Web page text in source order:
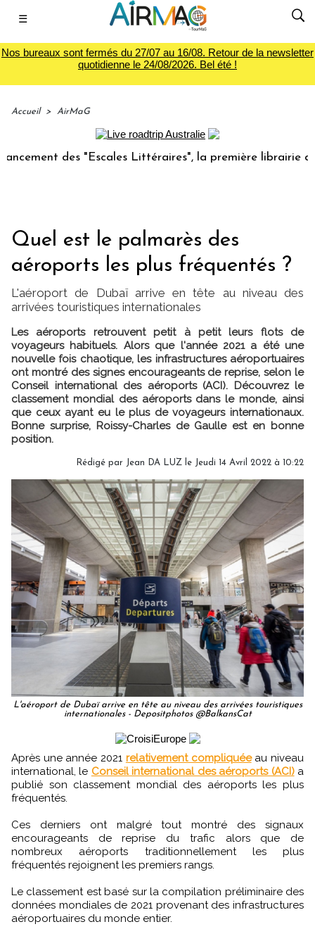
☰
Nos bureaux sont fermés du 27/07 au 16/08. Retour de la newsletter
quotidienne le 24/08/2026. Bel été !
Accueil > AirMaG
des "Escales Littéraires", la première librairie du
Quel est le palmarès des
aéroports les plus fréquentés ?
L'aéroport de Dubaï arrive en tête au niveau des
arrivées touristiques internationales
Les aéroports retrouvent petit à petit leurs flots de
voyageurs habituels. Alors que l'année 2021 a été une
nouvelle fois chaotique, les infrastructures aéroportuaires
ont montré des signes encourageants de reprise, selon le
Conseil international des aéroports (ACI). Découvrez le
classement mondial des aéroports dans le monde, ainsi
que ceux ayant eu le plus de voyageurs internationaux.
Bonne surprise, Roissy-Charles de Gaulle est en bonne
position.
Rédigé par Jean DA LUZ le Jeudi 14 Avril 2022 à 10:22
L'aéroport de Dubaï arrive en tête au niveau des arrivées touristiques
internationales - Depositphotos @BalkansCat
Après une année 2021 relativement compliquéeau niveau
international, le Conseil international des aéroports (ACI)a
publié son classement mondial des aéroports les plus
fréquentés.
Ces derniers ont malgré tout montré des signaux
encourageants de reprise du trafic alors que de
nombreux aéroports traditionnellement les plus
fréquentés rejoignent les premiers rangs.
Le classement est basé sur la compilation préliminaire des
données mondiales de 2021 provenant des infrastructures
aéroportuaires du monde entier.